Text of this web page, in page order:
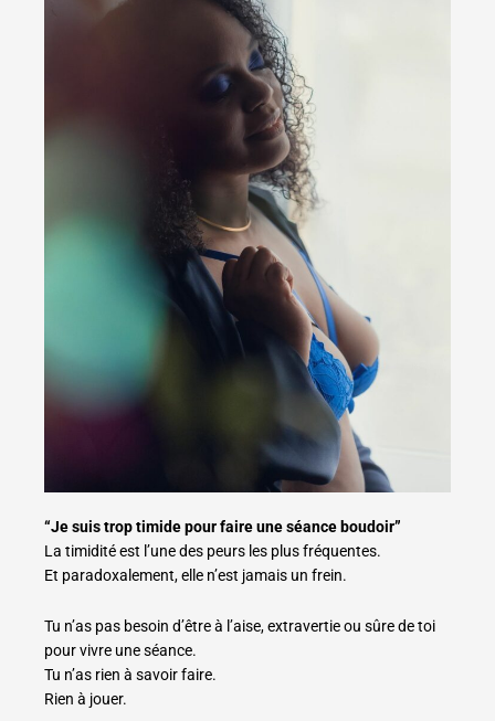
“Je suis trop timide pour faire une séance boudoir”
La timidité est l’une des peurs les plus fréquentes.
Et paradoxalement, elle n’est jamais un frein.
Tu n’as pas besoin d’être à l’aise, extravertie ou sûre de toi
pour vivre une séance.
Tu n’as rien à savoir faire.
Rien à jouer.